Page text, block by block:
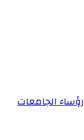
الجامعات